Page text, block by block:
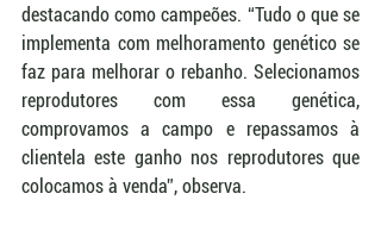
destacando como campeões. “Tudo o que se
implementa com melhoramento genético se
faz para melhorar o rebanho. Selecionamos
reprodutores com essa genética,
comprovamos a campo e repassamos à
clientela este ganho nos reprodutores que
colocamos à venda”, observa.